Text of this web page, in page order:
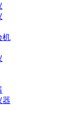
机
器